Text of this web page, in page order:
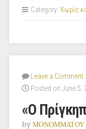
Category: Χωρίς
Leave a Comment
Posted on June 5,
«Ο
by ΜΟΝΟΜΜΑΤΟΥ